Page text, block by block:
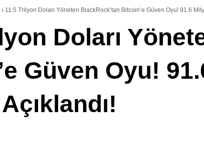
› 11.5 Trilyon Doları Yöneten BlackRock’tan Bitcoin’e Güven Oyu! 91.6
Doları
Güven Oyu!